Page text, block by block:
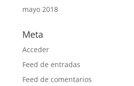
mayo 2018
Meta
Acceder
Feed de entradas
Feed de comentarios